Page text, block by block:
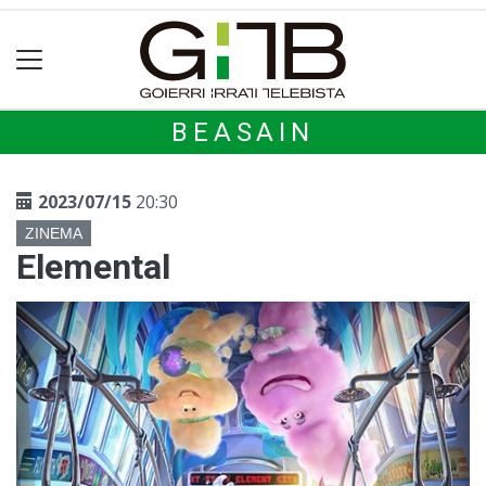
BEASAIN
2023/07/15 20:30
ZINEMA
Elemental